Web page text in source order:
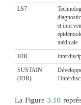
LS7
et
médicale
IDR
SUSTAIN
(IDR)
La Figure 3.10